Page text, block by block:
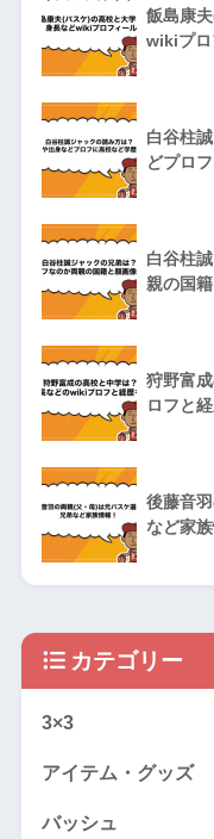
飯島康
wikiプロ
白谷柱
どプロ
白谷柱
親の国
狩野富
ロフと
後藤音
など家族
カテゴリー
3×3
アイテム・グッズ
バッシュ